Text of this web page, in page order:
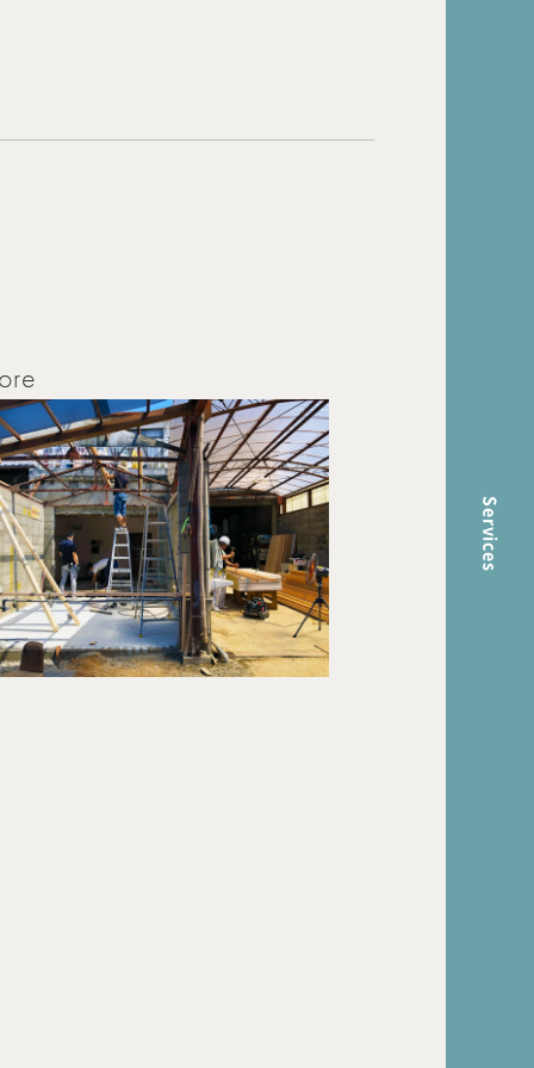
Services